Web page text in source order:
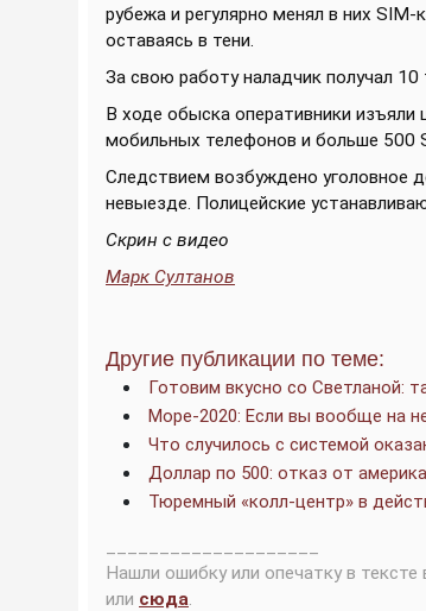
рубежа и регулярно менял в них
оставаясь в тени.
За свою работу наладчик получал
В ходе обыска оперативники изъяли
мобильных телефонов и больше 500
Следствием возбуждено уголовное
невыезде. Полицейские
Скрин с видео
Марк Султанов
Другие публикации по теме:
Готовим вкусно со Светланой:
Море-2020: Если вы вообще на
Что случилось с системой
Доллар по 500: отказ от
Тюремный «колл-центр» в
Нашли ошибку или опечатку в
или сюда.